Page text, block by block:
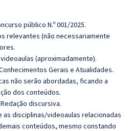
público N.º 001/2025.
relevantes (não necessariamente
(aproximadamente).
Gerais e Atualidades.
não serão abordadas, ficando a
dos conteúdos.
discursiva.
as disciplinas/videoaulas relacionadas
conteúdos, mesmo constando